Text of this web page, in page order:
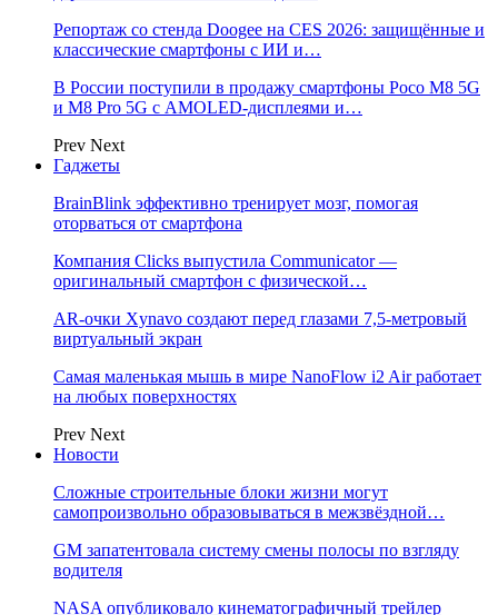
Репортаж со стенда Doogee на CES 2026: защищённые и
классические смартфоны с ИИ и…
В России поступили в продажу смартфоны Poco M8 5G
и M8 Pro 5G с AMOLED-дисплеями и…
Prev Next
Гаджеты
BrainBlink эффективно тренирует мозг, помогая
оторваться от смартфона
Компания Clicks выпустила Communicator —
оригинальный смартфон с физической…
AR-очки Xynavo создают перед глазами 7,5-метровый
виртуальный экран
Самая маленькая мышь в мире NanoFlow i2 Air работает
на любых поверхностях
Prev Next
Новости
Сложные строительные блоки жизни могут
самопроизвольно образовываться в межзвёздной…
GM запатентовала систему смены полосы по взгляду
водителя
NASA опубликовало кинематографичный трейлер